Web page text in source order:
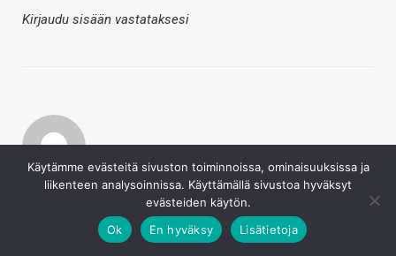
Kirjaudu sisään vastataksesi
T0pd0g
Timo 2 sanoi
Käytämme evästeitä sivuston toiminnoissa, ominaisuuksissa ja
liikenteen analysoinnissa. Käyttämällä sivustoa hyväksyt
evästeiden käytön.
Ok
En hyväksy Lisätietoja